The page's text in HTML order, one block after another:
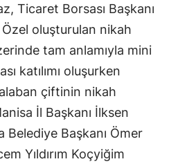
Ticaret Borsası Başkanı
Özel oluşturulan nikah
tam anlamıyla mini
katılımı oluşurken
çiftinin nikah
İl Başkanı İlksen
Başkanı Ömer
Yıldırım Koçyiğim